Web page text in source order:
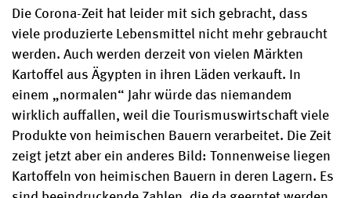
Die Corona-Zeit hat leider mit sich gebracht, dass
viele produzierte Lebensmittel nicht mehr gebraucht
werden. Auch werden derzeit von vielen Märkten
Kartoffel aus Ägypten in ihren Läden verkauft. In
einem „normalen“ Jahr würde das niemandem
wirklich auffallen, weil die Tourismuswirtschaft viele
Produkte von heimischen Bauern verarbeitet. Die Zeit
zeigt jetzt aber ein anderes Bild: Tonnenweise liegen
Kartoffeln von heimischen Bauern in deren Lagern. Es